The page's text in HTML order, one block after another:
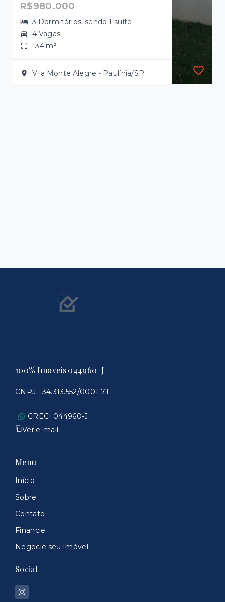
R$980.000
3 Dormitórios, sendo 1 suíte
4 Vagas
134 m²
Vila Monte Alegre - Paulínia/SP
100% Imoveis 044960-J
CNPJ - 34.313.552/0001-71
CRECI 044960-J
Ver e-mail
Menu
Início
Sobre
Contato
Financie
Negocie seu Imóvel
Social